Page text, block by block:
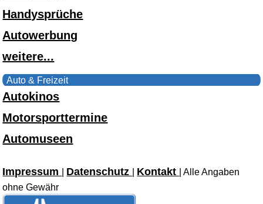
Handysprüche
Autowerbung
weitere...
Auto & Freizeit
Autokinos
Motorsporttermine
Automuseen
Impressum Datenschutz Kontakt
| Alle Angaben
ohne Gewähr